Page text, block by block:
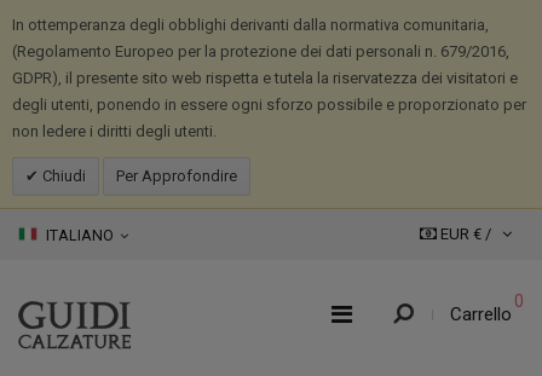
In ottemperanza degli obblighi derivanti dalla normativa comunitaria,
(Regolamento Europeo per la protezione dei dati personali n. 679/2016,
GDPR), il presente sito web rispetta e tutela la riservatezza dei visitatori e
degli utenti, ponendo in essere ogni sforzo possibile e proporzionato per
non ledere i diritti degli utenti.
Chiudi Per Approfondire
ITALIANO EUR € /
Carrello
0